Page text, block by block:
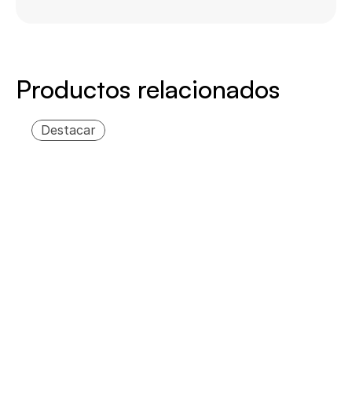
Productos relacionados
Destacar